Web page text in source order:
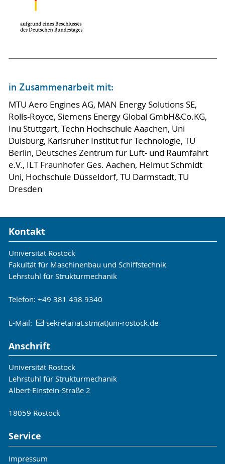
in Zusammenarbeit mit:
MTU Aero Engines AG, MAN Energy Solutions SE,
Rolls-Royce, Siemens Energy Global GmbH&Co.KG,
Inu Stuttgart, Techn Hochschule Aaachen, Uni
Duisburg, Karlsruher Institut für Technologie, TU
Berlin, Deutsches Zentrum für Luft- und Raumfahrt
e.V., ILT Fraunhofer Ges. Aachen, Helmut Schmidt
Uni, Hochschule Düsseldorf, TU Darmstadt, TU
Dresden
Kontakt
Universität Rostock
Fakultät für Maschinenbau und Schiffstechnik
Lehrstuhl für Strukturmechanik
Telefon: +49 381 498 9340
E-Mail: sekretariat.stm(at)uni-rostock.de
Anschrift
Universität Rostock
Lehrstuhl für Strukturmechanik
Albert-Einstein-Straße 2
18059 Rostock
Service
Impressum